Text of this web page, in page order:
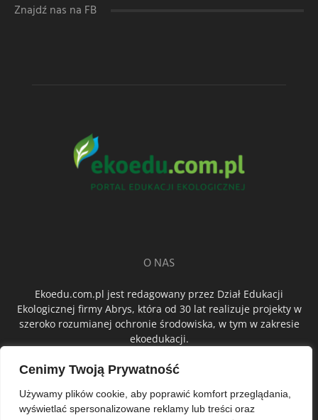
Cenimy Twoją Prywatność
Używamy plików cookie, aby poprawić komfort przeglądania,
wyświetlać spersonalizowane reklamy lub treści oraz
Znajdź nas na FB
O NAS
Ekoedu.com.pl jest redagowany przez Dział Edukacji
Ekologicznej firmy Abrys, która od 30 lat realizuje projekty w
szeroko rozumianej ochronie środowiska, w tym w zakresie
ekoedukacji.
ŚLEDŹ NAS